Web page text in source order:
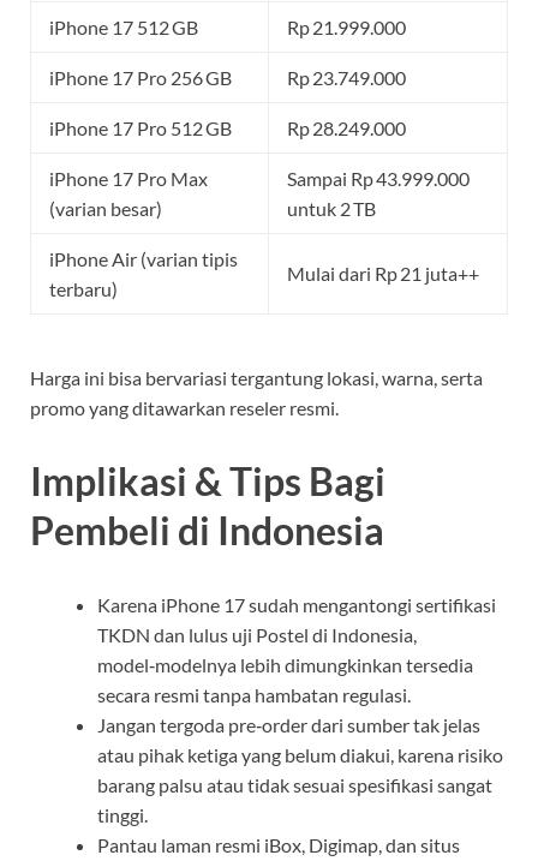
iPhone 17 512 GB Rp 21.999.000
iPhone 17 Pro 256 GB Rp 23.749.000
iPhone 17 Pro 512 GB Rp 28.249.000
iPhone 17 Pro Max
(varian besar)
Sampai Rp 43.999.000
untuk 2 TB
iPhone Air (varian tipis
terbaru)
Mulai dari Rp 21 juta++
Harga ini bisa bervariasi tergantung lokasi, warna, serta
promo yang ditawarkan reseler resmi.
Implikasi & Tips Bagi
Pembeli di Indonesia
Karena iPhone 17 sudah mengantongi sertifikasi
TKDN dan lulus uji Postel di Indonesia,
model‑modelnya lebih dimungkinkan tersedia
secara resmi tanpa hambatan regulasi.
Jangan tergoda pre‑order dari sumber tak jelas
atau pihak ketiga yang belum diakui, karena risiko
barang palsu atau tidak sesuai spesifikasi sangat
tinggi.
Pantau laman resmi iBox, Digimap, dan situs